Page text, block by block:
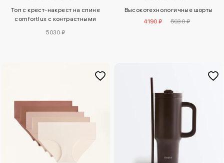
Топ с крест-накрест на спине
comfortlux с контрастными
5030 ₽
Высокотехнологичные шорты
4190 ₽
5030 ₽